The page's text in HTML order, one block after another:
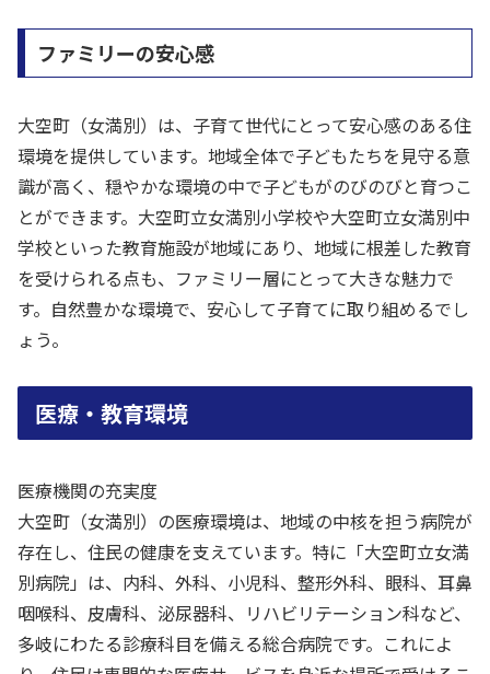
ファミリーの安心感
大空町（女満別）は、子育て世代にとって安心感のある住
環境を提供しています。地域全体で子どもたちを見守る意
識が高く、穏やかな環境の中で子どもがのびのびと育つこ
とができます。大空町立女満別小学校や大空町立女満別中
学校といった教育施設が地域にあり、地域に根差した教育
を受けられる点も、ファミリー層にとって大きな魅力で
す。自然豊かな環境で、安心して子育てに取り組めるでし
ょう。
医療・教育環境
医療機関の充実度
大空町（女満別）の医療環境は、地域の中核を担う病院が
存在し、住民の健康を支えています。特に「大空町立女満
別病院」は、内科、外科、小児科、整形外科、眼科、耳鼻
咽喉科、皮膚科、泌尿器科、リハビリテーション科など、
多岐にわたる診療科目を備える総合病院です。これによ